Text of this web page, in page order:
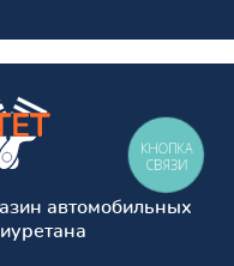
автомобильных
КНОПКА
СВЯЗИ